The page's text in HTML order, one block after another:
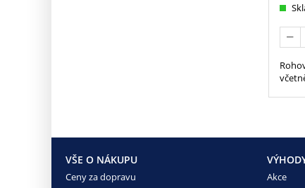
VŠE O NÁKUPU
Ceny za dopravu
Akce